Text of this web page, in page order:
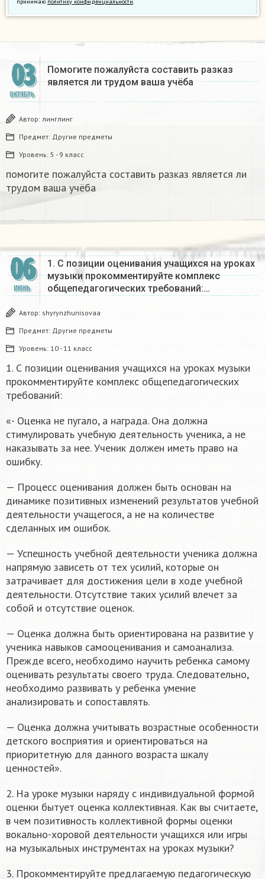
принимаю политику конфиденциальности.
03
ОКТЯБРЬ
Помогите пожалуйста составить разказ
является ли трудом ваша учёба
Автор: линглинг
Предмет: Другие предметы
Уровень: 5 - 9 класс
помогите пожалуйста составить разказ является ли
трудом ваша учёба
06
ИЮНЬ
1. С позиции оценивания учащихся на уроках
музыки прокомментируйте комплекс
общепедагогических требований:…
Автор: shyrynzhunisovaa
Предмет: Другие предметы
Уровень: 10 - 11 класс
1. С позиции оценивания учащихся на уроках музыки
прокомментируйте комплекс общепедагогических
требований:
«- Оценка не пугало, а награда. Она должна
стимулировать учебную деятельность ученика, а не
наказывать за нее. Ученик должен иметь право на
ошибку.
— Процесс оценивания должен быть основан на
динамике позитивных изменений результатов учебной
деятельности учащегося, а не на количестве
сделанных им ошибок.
— Успешность учебной деятельности ученика должна
напрямую зависеть от тех усилий, которые он
затрачивает для достижения цели в ходе учебной
деятельности. Отсутствие таких усилий влечет за
собой и отсутствие оценок.
— Оценка должна быть ориентирована на развитие у
ученика навыков самооценивания и самоанализа.
Прежде всего, необходимо научить ребенка самому
оценивать результаты своего труда. Следовательно,
необходимо развивать у ребенка умение
анализировать и сопоставлять.
— Оценка должна учитывать возрастные особенности
детского восприятия и ориентироваться на
приоритетную для данного возраста шкалу
ценностей».
2. На уроке музыки наряду с индивидуальной формой
оценки бытует оценка коллективная. Как вы считаете,
в чем позитивность коллективной формы оценки
вокально-хоровой деятельности учащихся или игры
на музыкальных инструментах на уроках музыки?
3. Прокомментируйте предлагаемую педагогическую